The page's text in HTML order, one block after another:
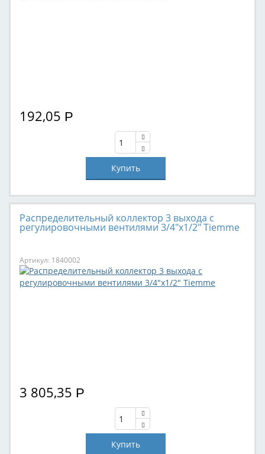
192,05 Р
Распределительный коллектор 3 выхода с
регулировочными вентилями 3/4"х1/2" Tiemme
Артикул: 1840002
3 805,35 Р